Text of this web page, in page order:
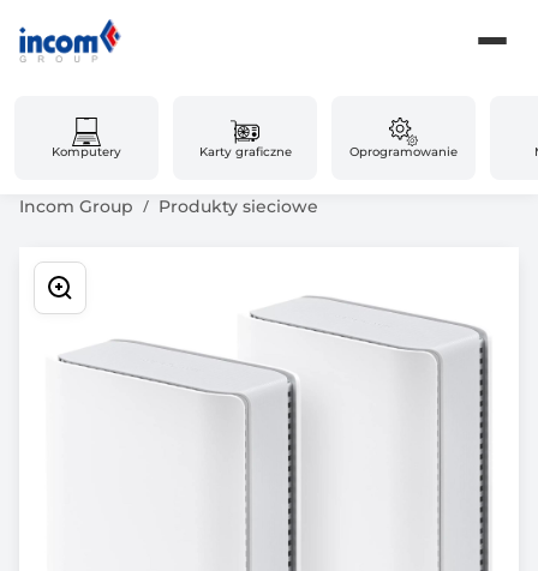
Komputery Karty graficzne Oprogramowanie
Incom Group Produkty sieciowe